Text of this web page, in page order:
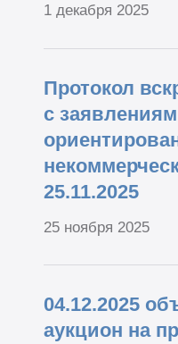
1 декабря 2025
Протокол
с
25.11.2025
25 ноября 2025
04.12.2025
аукцион на